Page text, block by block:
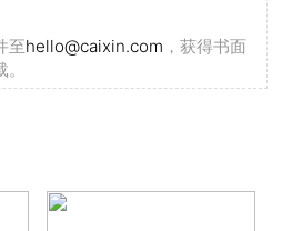
至hello@caixin.com ，获得书面